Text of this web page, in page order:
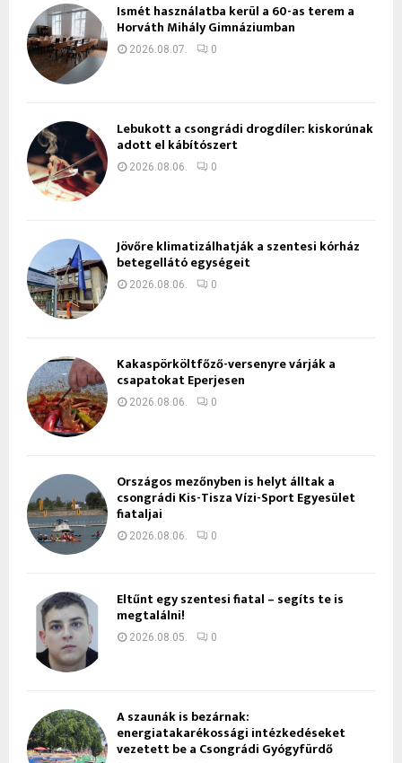
Ismét használatba kerül a 60-as terem a
Horváth Mihály Gimnáziumban
2026.08.07. 0
Lebukott a csongrádi drogdíler: kiskorúnak
adott el kábítószert
2026.08.06. 0
Jövőre klimatizálhatják a szentesi kórház
betegellátó egységeit
2026.08.06. 0
Kakaspörköltfőző-versenyre várják a
csapatokat Eperjesen
2026.08.06. 0
Országos mezőnyben is helyt álltak a
csongrádi Kis-Tisza Vízi-Sport Egyesület
fiataljai
2026.08.06. 0
Eltűnt egy szentesi fiatal – segíts te is
megtalálni!
2026.08.05. 0
A szaunák is bezárnak:
energiatakarékossági intézkedéseket
vezetett be a Csongrádi Gyógyfürdő